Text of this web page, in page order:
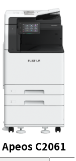
Apeos C2061